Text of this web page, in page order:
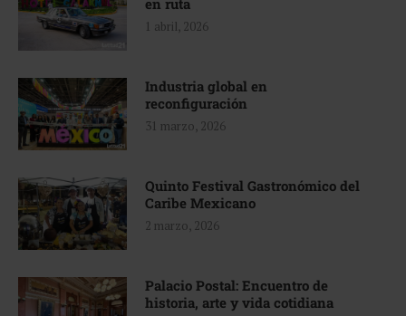
en ruta
1 abril, 2026
Industria global en
reconfiguración
31 marzo, 2026
Quinto Festival Gastronómico del
Caribe Mexicano
2 marzo, 2026
Palacio Postal: Encuentro de
historia, arte y vida cotidiana